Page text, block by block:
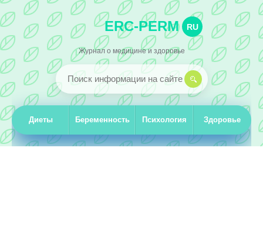
ERC-PERM RU
Журнал о медицине и здоровье
Диеты Беременность Психология Здоровье